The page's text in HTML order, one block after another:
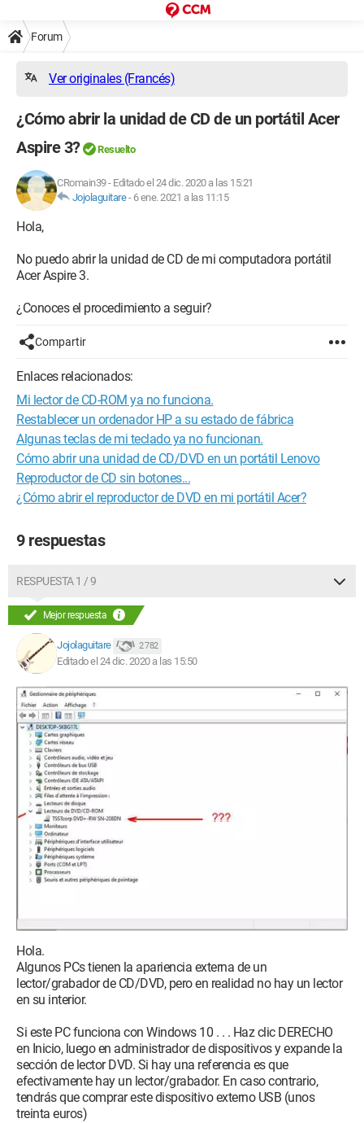
Forum
Ver originales (Francés)
¿Cómo abrir la unidad de CD de un portátil Acer
Aspire 3?
Resuelto
CRomain39- Editado el 24 dic. 2020 a las 15:21
Jojolaguitare- 6 ene. 2021 a las 11:15
Hola,
No puedo abrir la unidad de CD de mi computadora portátil
Acer Aspire 3.
¿Conoces el procedimiento a seguir?
Compartir
Enlaces relacionados:
Mi lector de CD-ROM ya no funciona.
Restablecer un ordenador HP a su estado de fábrica
Algunas teclas de mi teclado ya no funcionan.
Cómo abrir una unidad de CD/DVD en un portátil Lenovo
Reproductor de CD sin botones...
¿Cómo abrir el reproductor de DVD en mi portátil Acer?
9 respuestas
RESPUESTA 1 / 9
Mejor respuesta
Jojolaguitare 2 782
Editado el 24 dic. 2020 a las 15:50
Hola.
Algunos PCs tienen la apariencia externa de un
lector/grabador de CD/DVD, pero en realidad no hay un lector
en su interior.
Si este PC funciona con Windows 10 . . . Haz clic DERECHO
en Inicio, luego en administrador de dispositivos y expande la
sección de lector DVD. Si hay una referencia es que
efectivamente hay un lector/grabador. En caso contrario,
tendrás que comprar este dispositivo externo USB (unos
treinta euros)